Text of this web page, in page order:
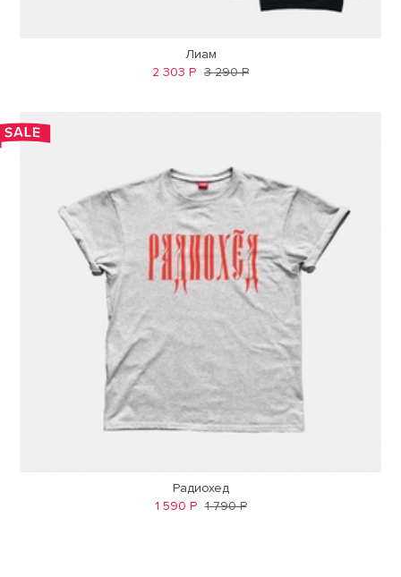
Лиам
2 303 Р 3 290 Р
Радиохед
1 590 Р 1 790 Р